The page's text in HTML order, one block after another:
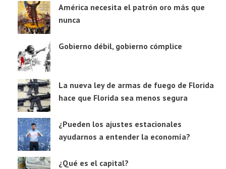
América necesita el patrón oro más que
nunca
Gobierno débil, gobierno cómplice
La nueva ley de armas de fuego de Florida
hace que Florida sea menos segura
¿Pueden los ajustes estacionales
ayudarnos a entender la economía?
¿Qué es el capital?